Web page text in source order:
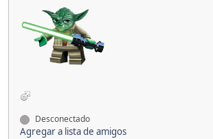
Desconectado
Agregar a lista de amigos